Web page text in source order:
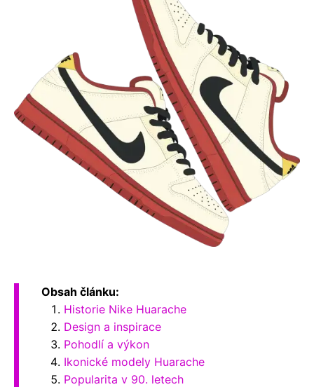
Obsah článku:
Historie Nike Huarache
Design a inspirace
Pohodlí a výkon
Ikonické modely Huarache
Popularita v 90. letech